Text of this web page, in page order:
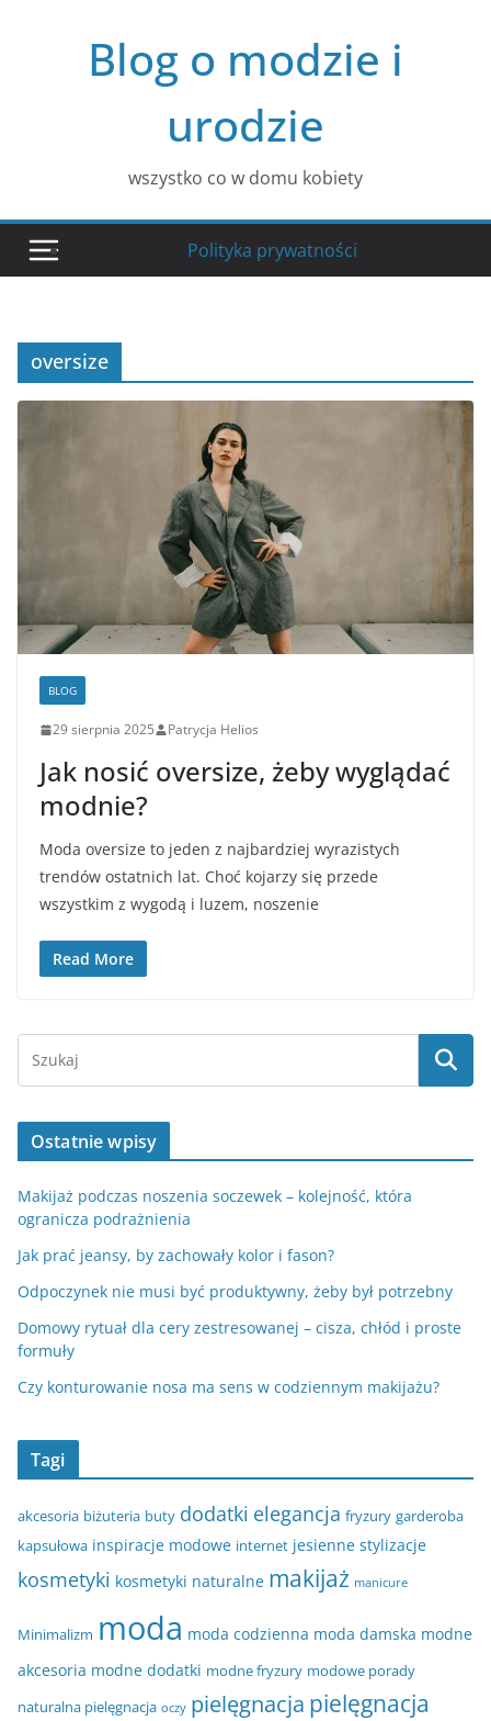
Blog o modzie i
urodzie
wszystko co w domu kobiety
Polityka prywatności
oversize
BLOG
29 sierpnia 2025 Patrycja Helios
Jak nosić oversize, żeby wyglądać
modnie?
Moda oversize to jeden z najbardziej wyrazistych
trendów ostatnich lat. Choć kojarzy się przede
wszystkim z wygodą i luzem, noszenie
Read More
Ostatnie wpisy
Makijaż podczas noszenia soczewek – kolejność, która
ogranicza podrażnienia
Jak prać jeansy, by zachowały kolor i fason?
Odpoczynek nie musi być produktywny, żeby był potrzebny
Domowy rytuał dla cery zestresowanej – cisza, chłód i proste
formuły
Czy konturowanie nosa ma sens w codziennym makijażu?
Tagi
akcesoria biżuteria buty dodatki elegancja fryzury garderoba
kapsułowa inspiracje modowe internet jesienne stylizacje
kosmetyki kosmetyki naturalne makijaż manicure
Minimalizm moda moda codzienna moda damska modne
akcesoria modne dodatki modne fryzury modowe porady
naturalna pielęgnacja oczy pielęgnacja pielęgnacja